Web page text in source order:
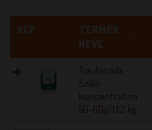
KÉP
TERMÉK
NEVE
Traubisoda -
Szőlő
koncentrátum
50-60g/l 1,2 kg